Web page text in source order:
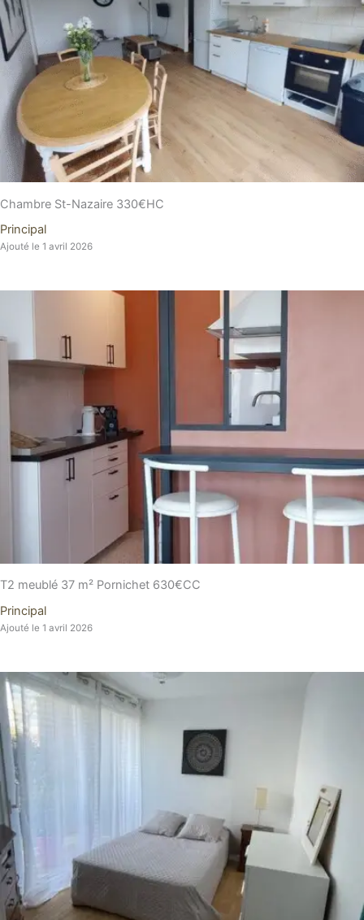
Chambre St-Nazaire 330€HC
Principal
Ajouté le 1 avril 2026
T2 meublé 37 m² Pornichet 630€CC
Principal
Ajouté le 1 avril 2026